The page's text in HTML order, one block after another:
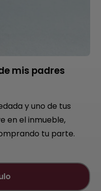
en el inmueble,
tu parte.